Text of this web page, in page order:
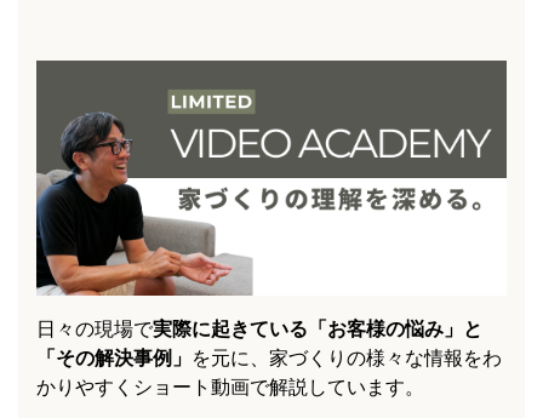
日々の現場で実際に起きている「お客様の悩み」と
「その解決事例」 を元に、家づくりの様々な情報をわ
かりやすくショート動画で解説しています。